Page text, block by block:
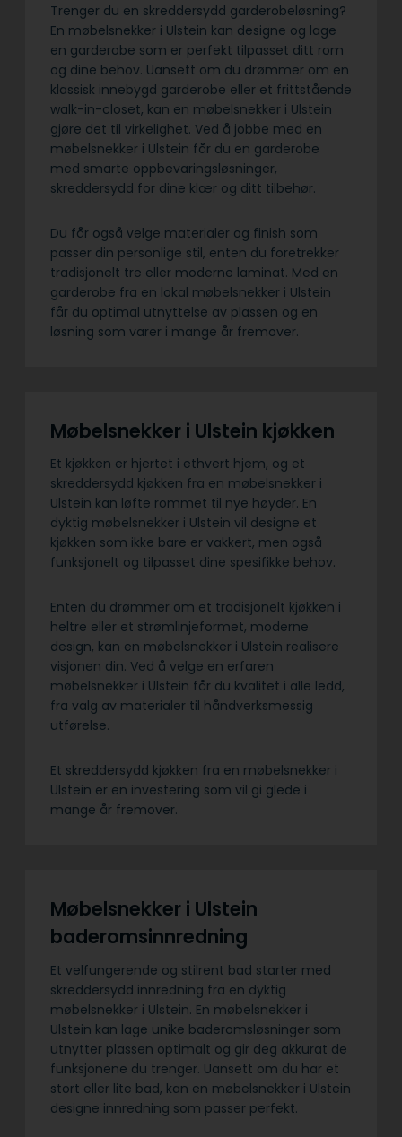
Trenger du en skreddersydd garderobeløsning?
En møbelsnekker i Ulstein kan designe og lage
en garderobe som er perfekt tilpasset ditt rom
og dine behov. Uansett om du drømmer om en
klassisk innebygd garderobe eller et frittstående
walk-in-closet, kan en møbelsnekker i Ulstein
gjøre det til virkelighet. Ved å jobbe med en
møbelsnekker i Ulstein får du en garderobe
med smarte oppbevaringsløsninger,
skreddersydd for dine klær og ditt tilbehør.
Du får også velge materialer og finish som
passer din personlige stil, enten du foretrekker
tradisjonelt tre eller moderne laminat. Med en
garderobe fra en lokal møbelsnekker i Ulstein
får du optimal utnyttelse av plassen og en
løsning som varer i mange år fremover.
Møbelsnekker i Ulstein kjøkken
Et kjøkken er hjertet i ethvert hjem, og et
skreddersydd kjøkken fra en møbelsnekker i
Ulstein kan løfte rommet til nye høyder. En
dyktig møbelsnekker i Ulstein vil designe et
kjøkken som ikke bare er vakkert, men også
funksjonelt og tilpasset dine spesifikke behov.
Enten du drømmer om et tradisjonelt kjøkken i
heltre eller et strømlinjeformet, moderne
design, kan en møbelsnekker i Ulstein realisere
visjonen din. Ved å velge en erfaren
møbelsnekker i Ulstein får du kvalitet i alle ledd,
fra valg av materialer til håndverksmessig
utførelse.
Et skreddersydd kjøkken fra en møbelsnekker i
Ulstein er en investering som vil gi glede i
mange år fremover.
Møbelsnekker i Ulstein
baderomsinnredning
Et velfungerende og stilrent bad starter med
skreddersydd innredning fra en dyktig
møbelsnekker i Ulstein. En møbelsnekker i
Ulstein kan lage unike baderomsløsninger som
utnytter plassen optimalt og gir deg akkurat de
funksjonene du trenger. Uansett om du har et
stort eller lite bad, kan en møbelsnekker i Ulstein
designe innredning som passer perfekt.